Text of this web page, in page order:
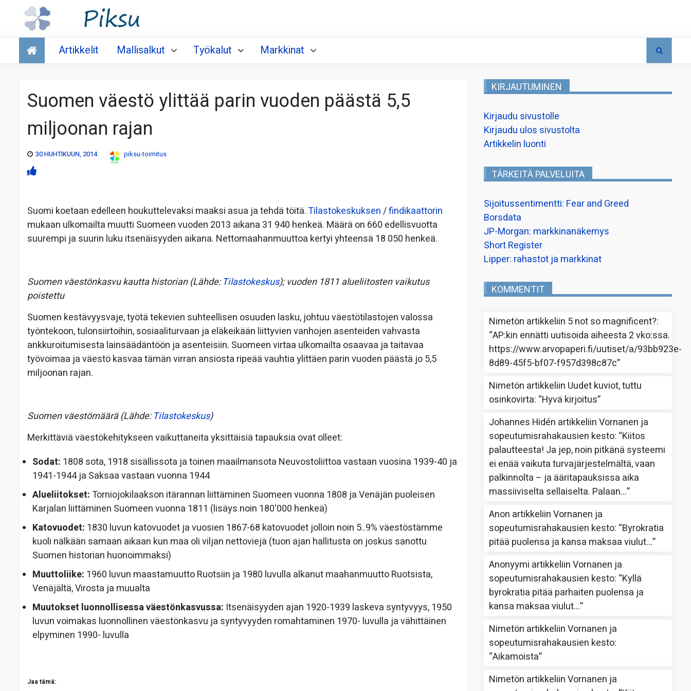
Talous
Artikkelit Mallisalkut Työkalut Markkinat
Suomen väestö ylittää parin vuoden päästä 5,5
miljoonan rajan
30 HUHTIKUUN, 2014 piksu-toimitus
Suomi koetaan edelleen houkuttelevaksi maaksi asua ja tehdä töitä.Tilastokeskuksen/findikaattorin
mukaan ulkomailta muutti Suomeen vuoden 2013 aikana 31 940 henkeä. Määrä on 660 edellisvuotta
suurempi ja suurin luku itsenäisyyden aikana. Nettomaahanmuuttoa kertyi yhteensä 18 050 henkeä.
Suomen väestönkasvu kautta historian (Lähde:Tilastokeskus); vuoden 1811 alueliitosten vaikutus
poistettu
Suomen kestävyysvaje, työtä tekevien suhteellisen osuuden lasku, johtuu väestötilastojen valossa
työntekoon, tulonsiirtoihin, sosiaaliturvaan ja eläkeikään liittyvien vanhojen asenteiden vahvasta
ankkuroitumisesta lainsäädäntöön ja asenteisiin. Suomeen virtaa ulkomailta osaavaa ja taitavaa
työvoimaa ja väestö kasvaa tämän virran ansiosta ripeää vauhtia ylittäen parin vuoden päästä jo 5,5
miljoonan rajan.
Suomen väestömäärä (Lähde:Tilastokeskus)
Merkittäviä väestökehitykseen vaikuttaneita yksittäisiä tapauksia ovat olleet:
Sodat: 1808 sota, 1918 sisällissota ja toinen maailmansota Neuvostoliittoa vastaan vuosina 1939-40 ja
1941-1944 ja Saksaa vastaan vuonna 1944
Alueliitokset: Torniojokilaakson itärannan liittäminen Suomeen vuonna 1808 ja Venäjän puoleisen
Karjalan liittäminen Suomeen vuonna 1811 (lisäys noin 180'000 henkeä)
Katovuodet: 1830 luvun katovuodet ja vuosien 1867-68 katovuodet jolloin noin 5..9% väestöstämme
kuoli nälkään samaan aikaan kun maa oli viljan nettoviejä (tuon ajan hallitusta on joskus sanottu
Suomen historian huonoimmaksi)
Muuttoliike: 1960 luvun maastamuutto Ruotsiin ja 1980 luvulla alkanut maahanmuutto Ruotsista,
Venäjältä, Virosta ja muualta
Muutokset luonnollisessa väestönkasvussa: Itsenäisyyden ajan 1920-1939 laskeva syntyvyys, 1950
luvun voimakas luonnollinen väestönkasvu ja syntyvyyden romahtaminen 1970- luvulla ja vähittäinen
elpyminen 1990- luvulla
Jaa tämä:
KIRJAUTUMINEN
Kirjaudu sivustolle
Kirjaudu ulos sivustolta
Artikkelin luonti
TÄRKEITÄ PALVELUITA
Sijoitussentimentti: Fear and Greed
Borsdata
JP-Morgan: markkinanäkemys
Short Register
Lipper: rahastot ja markkinat
KOMMENTIT
Nimetön artikkeliin 5 not so magnificent?:
“AP:kin ennätti uutisoida aiheesta 2 vko:ssa.
https://www.arvopaperi.fi/uutiset/a/93bb923e-
8d89-45f5-bf07-f957d398c87c”
Nimetön artikkeliin Uudet kuviot, tuttu
osinkovirta: “Hyvä kirjoitus”
Johannes Hidén artikkeliinVornanen ja
sopeutumisrahakausien kesto: “Kiitos
palautteesta! Ja jep, noin pitkänä systeemi
ei enää vaikuta turvajärjestelmältä, vaan
palkinnolta – ja ääritapauksissa aika
massiiviselta sellaiselta. Palaan…”
Anon artikkeliinVornanen ja
sopeutumisrahakausien kesto: “Byrokratia
pitää puolensa ja kansa maksaa viulut…”
Anonyymi artikkeliinVornanen ja
sopeutumisrahakausien kesto: “Kyllä
byrokratia pitää parhaiten puolensa ja
kansa maksaa viulut…”
Nimetön artikkeliinVornanen ja
sopeutumisrahakausien kesto:
“Aikamoista”
Nimetön artikkeliinVornanen ja